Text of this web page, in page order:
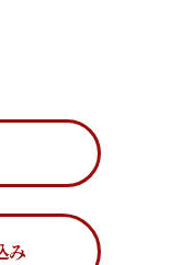
み